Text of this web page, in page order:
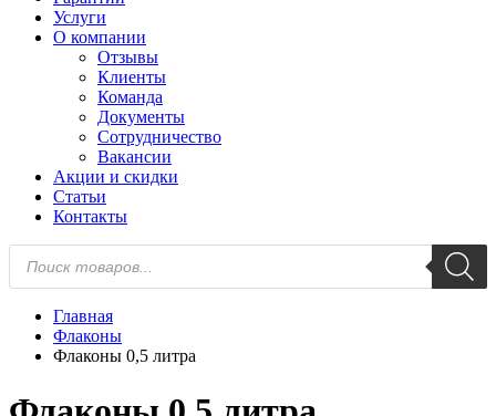
Услуги
О компании
Отзывы
Клиенты
Команда
Документы
Сотрудничество
Вакансии
Акции и скидки
Статьи
Контакты
Поиск
товаров
Главная
Флаконы
Флаконы 0,5 литра